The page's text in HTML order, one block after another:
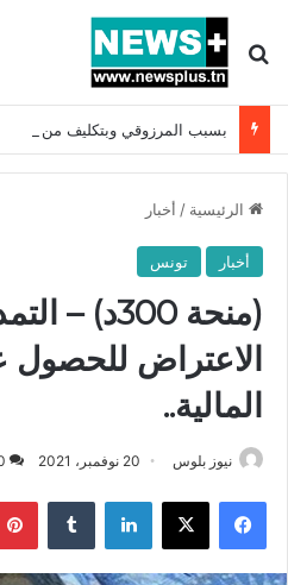
بحث عن
الرئيسية / أخبار
أخبار تونس
(منحة 300د)
الاعتراض
المالية..
نيوز بلوس 20 نوفمبر، 2021
فيسبوك X لينكدإن